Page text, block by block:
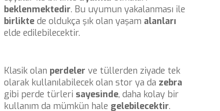
beklenmektedir. Bu uyumun yakalanması ile
birlikte de oldukça şık olan yaşam alanları
elde edilebilecektir.
Klasik olan perdeler ve tüllerden ziyade tek
olarak kullanılabilecek olan stor ya da zebra
gibi perde türleri sayesinde, daha kolay bir
kullanım da mümkün hale gelebilecektir.